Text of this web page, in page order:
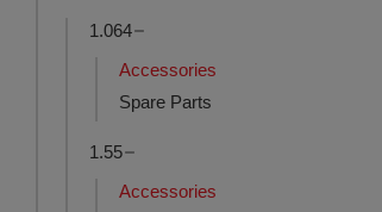
1.064
Accessories
Spare Parts
1.55
Accessories